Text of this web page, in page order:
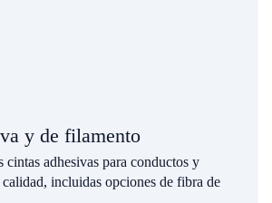
y de filamento
cintas adhesivas para conductos y
incluidas opciones de fibra de